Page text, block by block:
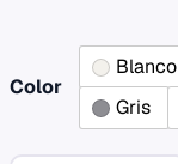
Color
Blanco
Gris